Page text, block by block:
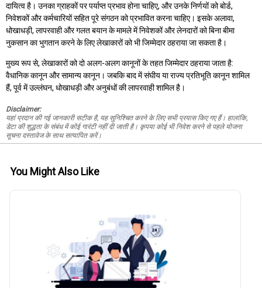
दायित्व है। उनका ग्राहकों पर पर्याप्त प्रभाव होना चाहिए, और उनके निर्णयों को बोर्ड,
निवेशकों और कर्मचारियों सहित पूरे संगठन को प्रभावित करना चाहिए। इसके अलावा,
धोखाधड़ी, लापरवाही और गलत बयान के मामले में निवेशकों और लेनदारों को बिना बीमा
नुकसान का भुगतान करने के लिए लेखाकारों को भी जिम्मेदार ठहराया जा सकता है।
मुख्य रूप से, लेखाकारों को दो अलग-अलग कानूनों के तहत जिम्मेदार ठहराया जाता है:
वैधानिक कानून और सामान्य कानून। जबकि बाद में संघीय या राज्य प्रतिभूति कानून शामिल
हैं, पूर्व में उल्लंघन, धोखाधड़ी और अनुबंधों की लापरवाही शामिल है।
Disclaimer:
यहां प्रदान की गई जानकारी सटीक है, यह सुनिश्चित करने के लिए सभी प्रयास किए गए हैं। हालांकि,
डेटा की शुद्धता के संबंध में कोई गारंटी नहीं दी जाती है। कृपया कोई भी निवेश करने से पहले योजना
सूचना दस्तावेज के साथ सत्यापित करें।
You Might Also Like